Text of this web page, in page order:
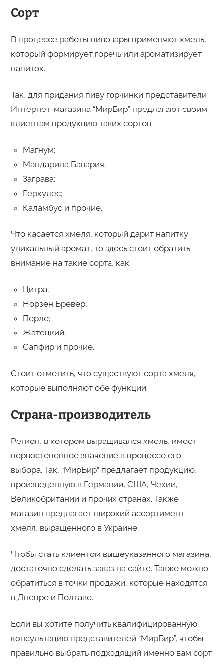
Сорт
В процессе работы пивовары применяют хмель,
который формирует горечь или ароматизирует
напиток.
Так, для придания пиву горчинки представители
Интернет-магазина “МирБир” предлагают своим
клиентам продукцию таких сортов:
Магнум;
Мандарина Бавария;
Заграва;
Геркулес;
Каламбус и прочие.
Что касается хмеля, который дарит напитку
уникальный аромат, то здесь стоит обратить
внимание на такие сорта, как:
Цитра;
Норзен Бревер;
Перле;
Жатецкий;
Сапфир и прочие.
Стоит отметить, что существуют сорта хмеля,
которые выполняют обе функции.
Страна-производитель
Регион, в котором выращивался хмель, имеет
первостепенное значение в процессе его
выбора. Так, “МирБир” предлагает продукцию,
произведенную в Германии, США, Чехии,
Великобритании и прочих странах. Также
магазин предлагает широкий ассортимент
хмеля, выращенного в Украине.
Чтобы стать клиентом вышеуказанного магазина,
достаточно сделать заказ на сайте. Также можно
обратиться в точки продажи, которые находятся
в Днепре и Полтаве.
Если вы хотите получить квалифицированную
консультацию представителей “МирБир”, чтобы
правильно выбрать подходящий именно вам сорт